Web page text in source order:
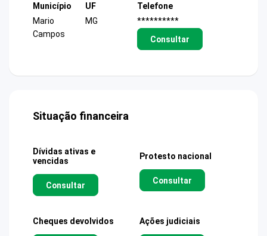
Município
Mario
Campos
UF
MG
Telefone
**********
Consultar
Situação financeira
Dívidas ativas e
vencidas
Consultar
Protesto nacional
Consultar
Cheques devolvidos Ações judiciais